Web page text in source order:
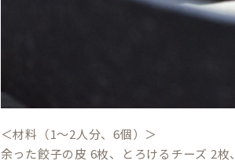
＜材料（1～2人分、6個）＞
余った餃子の皮 6枚、とろけるチーズ 2枚、